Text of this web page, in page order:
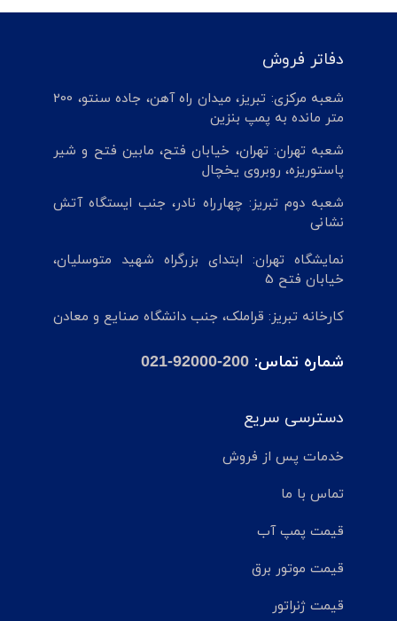
دفاتر فروش
شعبه مرکزی: تبریز، میدان راه آهن، جاده سنتو، 200
متر مانده به پمپ بنزین
شعبه تهران: تهران، خیابان فتح، مابین فتح و شیر
پاستوریزه، روبروی یخچال
شعبه دوم تبریز: چهارراه نادر، جنب ایستگاه آتش
نشانی
نمایشگاه تهران: ابتدای بزرگراه شهید متوسلیان،
خیابان فتح 5
کارخانه تبریز: قراملک، جنب دانشگاه صنایع و معادن
شماره تماس: 021-92000-200
دسترسی سریع
خدمات پس از فروش
تماس با ما
قیمت پمپ آب
قیمت موتور برق
قیمت ژنراتور